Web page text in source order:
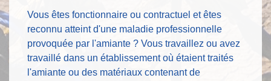
Vous êtes fonctionnaire ou contractuel et êtes
reconnu atteint d'une maladie professionnelle
provoquée par l'amiante ? Vous travaillez ou avez
travaillé dans un établissement où étaient traités
l'amiante ou des matériaux contenant de